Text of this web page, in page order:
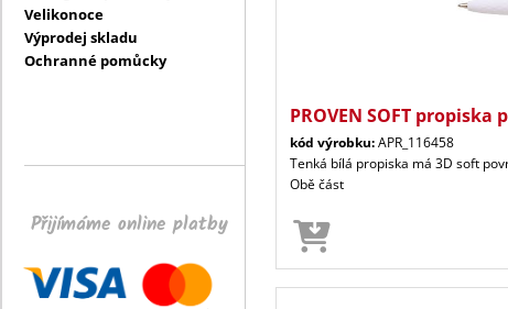
Velikonoce
Výprodej skladu
Ochranné pomůcky
Přijímáme online platby
PROVEN SOFT propiska
kód výrobku:APR_116458
Tenká bílá propiska má 3D soft
Obě část